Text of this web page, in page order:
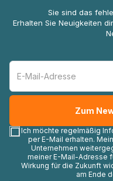
Sie sind das
Erhalten Sie Neuigkeiten
Ich möchte regelmäßig
per E-Mail erhalten.
Unternehmen
meiner E-Mail-Adresse
Wirkung für die Zukunft
am Ende